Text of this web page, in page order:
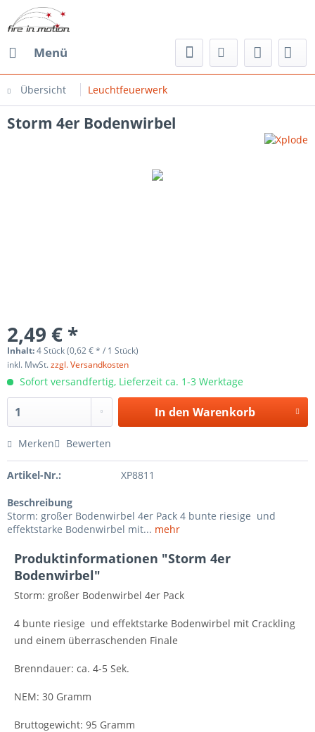
Menü
Übersicht Leuchtfeuerwerk
Storm 4er Bodenwirbel
2,49 € *
Inhalt:4 Stück (0,62 € * / 1 Stück)
inkl. MwSt.zzgl. Versandkosten
Sofort versandfertig, Lieferzeit ca. 1-3 Werktage
In den Warenkorb
Merken Bewerten
Artikel-Nr.: XP8811
Beschreibung
Storm: großer Bodenwirbel 4er Pack 4 bunte riesige und
effektstarke Bodenwirbel mit... mehr
Produktinformationen "Storm 4er
Bodenwirbel"
Storm: großer Bodenwirbel 4er Pack
4 bunte riesige und effektstarke Bodenwirbel mit Crackling
und einem überraschenden Finale
Brenndauer: ca. 4-5 Sek.
NEM: 30 Gramm
Bruttogewicht: 95 Gramm